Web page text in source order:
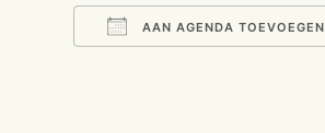
AAN AGENDA TOEVOEGEN